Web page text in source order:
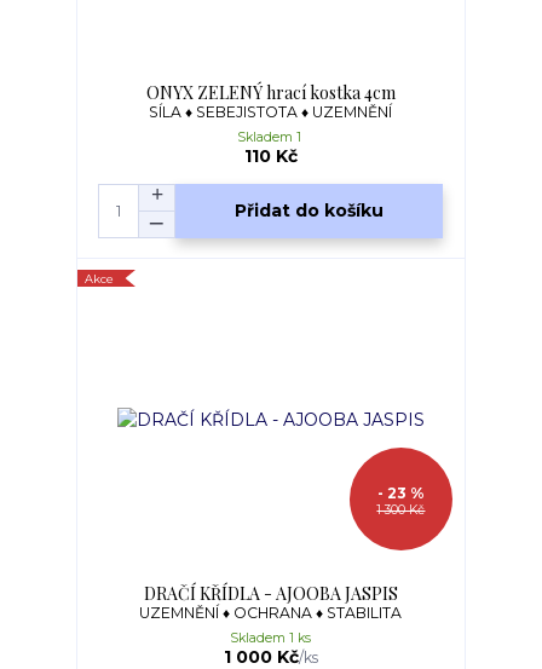
ONYX ZELENÝ hrací kostka 4cm
SÍLA ♦ SEBEJISTOTA ♦ UZEMNĚNÍ
110 Kč
Skladem 1
Přidat do košíku
Akce
1 300 Kč
- 23 %
DRAČÍ KŘÍDLA - AJOOBA JASPIS
UZEMNĚNÍ ♦ OCHRANA ♦ STABILITA
1 000 Kč/ks
Skladem 1 ks